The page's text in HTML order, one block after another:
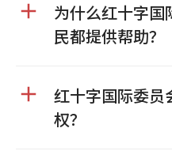
为什么红十字国
民都提供帮助？
红十字国际委员
权？